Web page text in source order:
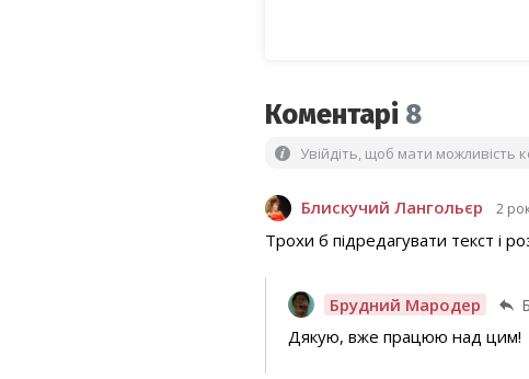
Коментарі 8
Увійдіть, щоб мати можливість
Блискучий Лангольєр 2
Трохи б підредагувати текст і
Брудний Мародер
Дякую, вже працюю над цим!